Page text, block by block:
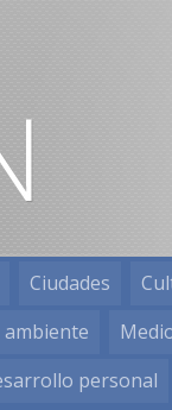
Ciudades
personal